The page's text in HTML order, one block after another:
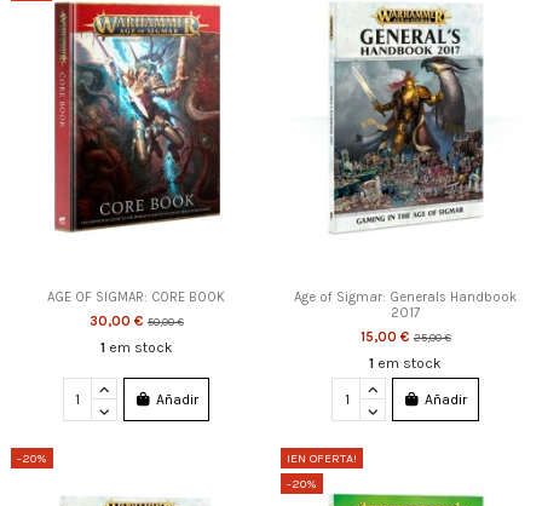
AGE OF SIGMAR: CORE BOOK
30,00 €50,00 €
1 em stock
Añadir
Age of Sigmar: Generals Handbook
2017
15,00 €25,00 €
1 em stock
Añadir
-20%
¡EN OFERTA!
-20%